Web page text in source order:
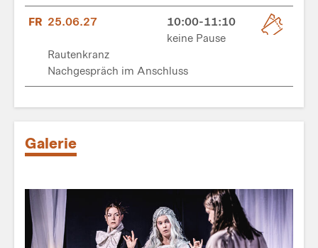
FR 25.06.27
10:00-11:10
keine Pause
Rautenkranz
Nachgespräch im Anschluss
Galerie